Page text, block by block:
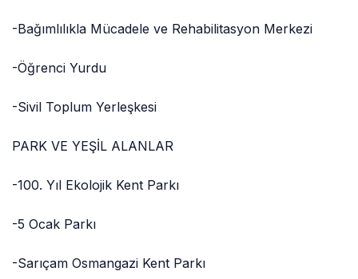
-Bağımlılıkla Mücadele ve Rehabilitasyon Merkezi
-Öğrenci Yurdu
-Sivil Toplum Yerleşkesi
PARK VE YEŞİL ALANLAR
-100. Yıl Ekolojik Kent Parkı
-5 Ocak Parkı
-Sarıçam Osmangazi Kent Parkı